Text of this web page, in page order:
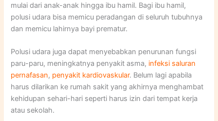
mulai dari anak-anak hingga ibu hamil. Bagi ibu hamil,
polusi udara bisa memicu peradangan di seluruh tubuhnya
dan memicu lahirnya bayi prematur.
Polusi udara juga dapat menyebabkan penurunan fungsi
paru-paru, meningkatnya penyakit asma, infeksi saluran
pernafasan, penyakit kardiovaskular. Belum lagi apabila
harus dilarikan ke rumah sakit yang akhirnya menghambat
kehidupan sehari-hari seperti harus izin dari tempat kerja
atau sekolah.